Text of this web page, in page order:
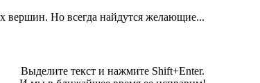
вершин. Но всегда найдутся желающие...
Выделите текст и нажмите Shift+Enter.